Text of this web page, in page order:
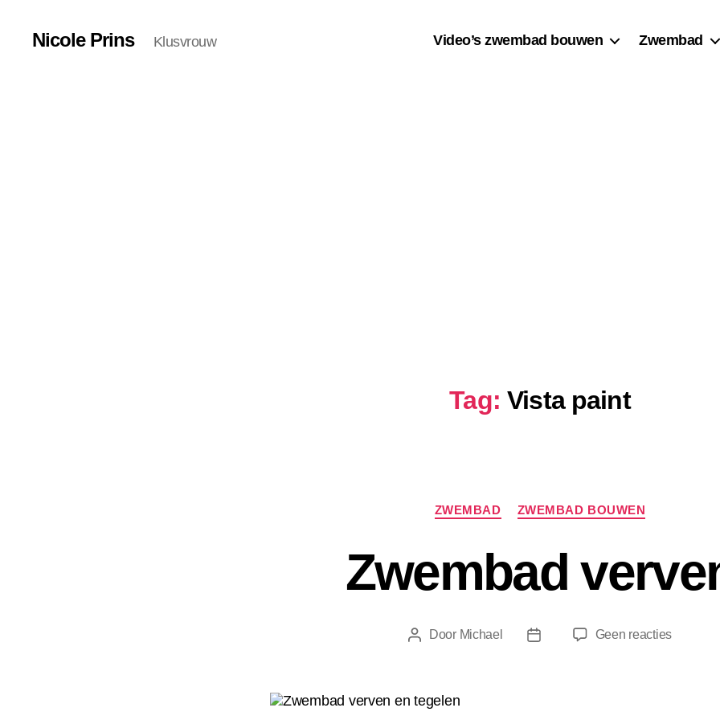
Nicole Prins Klusvrouw Video’s zwembad bouwen Zwembad
Tag: Vista paint
Categorieën
ZWEMBAD ZWEMBAD BOUWEN
Zwembad
Berichtauteur
Door Michael BerichtdatumGeen reactiesop